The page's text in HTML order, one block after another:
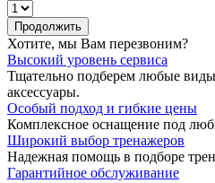
Продолжить
Хотите, мы Вам перезвоним?
Высокий уровень сервиса
Тщательно подберем любые
аксессуары.
Особый подход и гибкие цены
Комплексное оснащение под
Широкий выбор тренажеров
Надежная помощь в подборе
Гарантийное обслуживание